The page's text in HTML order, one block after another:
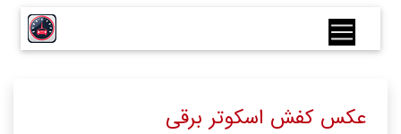
عکس کفش اسکوتر برقی